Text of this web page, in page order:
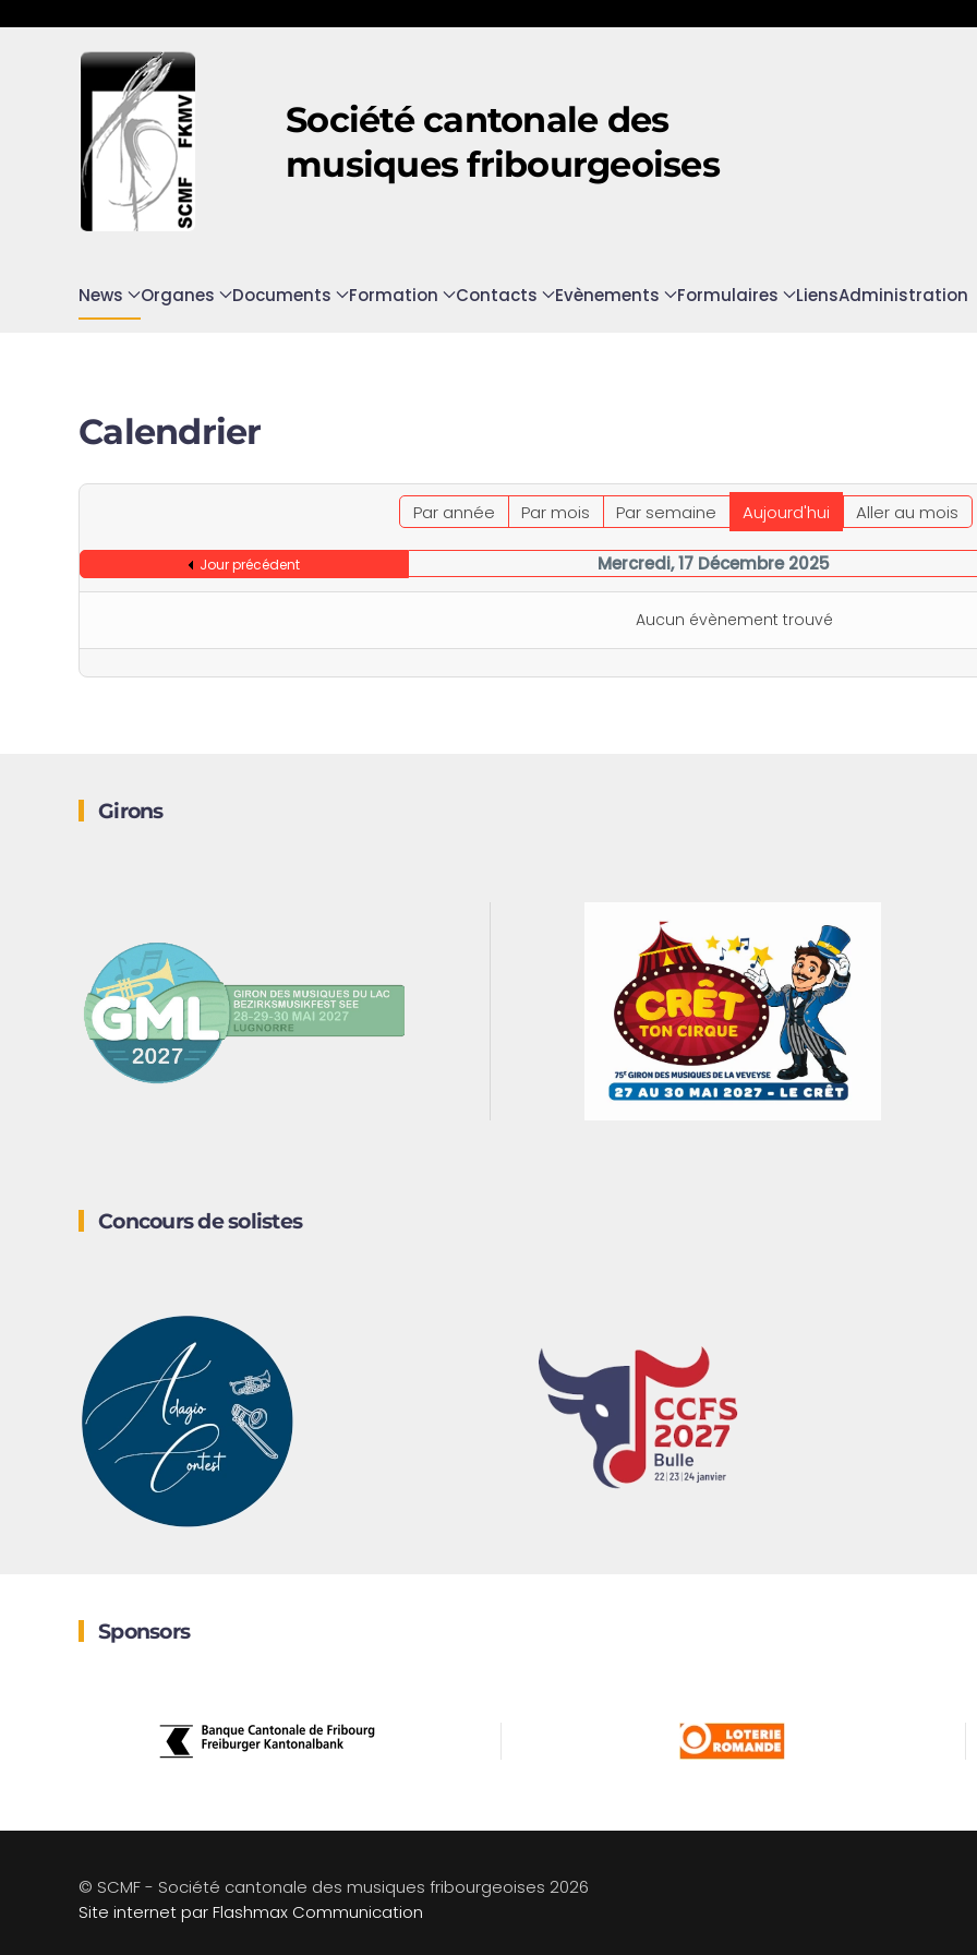
Accéder au contenu principal
Société cantonale des
musiques fribourgeoises
News Organes Documents Formation Contacts Evènements Formulaires LiensAdministration
Calendrier
Par année Par mois Par semaine Aujourd'hui Aller au mois
Jour précédent Mercredi, 17 Décembre 2025
Aucun évènement trouvé
Girons
Concours de solistes
Sponsors
© SCMF - Société cantonale des musiques fribourgeoises 2026
Site internet par Flashmax Communication